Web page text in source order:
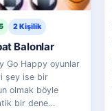
2 Kişilik
Balonlar
Go Happy oyunlar
şey ise bir
olmak böyle
bir dene…